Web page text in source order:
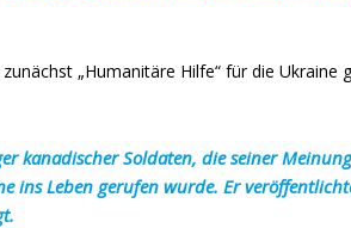
„Humanitäre Hilfe“ für die Ukraine
kanadischer Soldaten, die seiner
ins Leben gerufen wurde. Er